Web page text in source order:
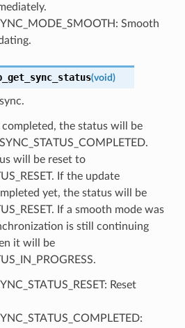
Smooth
(void)
the status will be
will be reset to
If the update
yet, the status will be
If a smooth mode was
is still continuing
it will be
Reset